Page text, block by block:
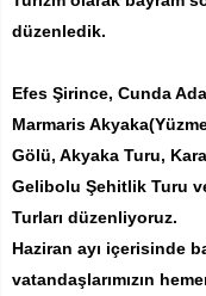
düzenledik.
Efes Şirince, Cunda
Marmaris
Gölü, Akyaka Turu,
Gelibolu Şehitlik Turu
Turları düzenliyoruz.
Haziran ayı içerisinde
vatandaşlarımızın